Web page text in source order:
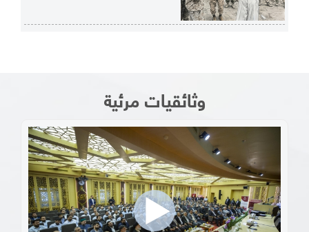
وثائقيات مرئية